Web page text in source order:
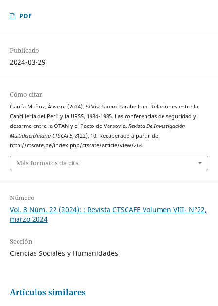
PDF
Publicado
2024-03-29
Cómo citar
García Muñoz, Álvaro. (2024). Si Vis Pacem Parabellum. Relaciones entre la
Cancillería del Perú y la URSS, 1984-1985. Las conferencias de seguridad y
desarme entre la OTAN y el Pacto de Varsovia. Revista De Investigación
Multidisciplinaria CTSCAFE, 8(22), 10. Recuperado a partir de
http://ctscafe.pe/index.php/ctscafe/article/view/264
Más formatos de cita
Número
Vol. 8 Núm. 22 (2024): : Revista CTSCAFE Volumen VIII- N°22,
marzo 2024
Sección
Ciencias Sociales y Humanidades
Artículos similares